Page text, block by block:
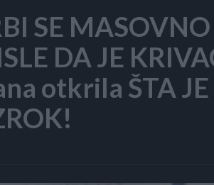
SE
DA JE
otkrila ŠTA